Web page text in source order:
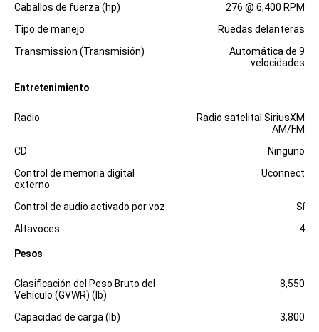
Caballos de fuerza (hp)
276 @ 6,400 RPM
Tipo de manejo
Ruedas delanteras
Transmission (Transmisión)
Automática de 9
velocidades
Entretenimiento
Especificaciones
Radio
Radio satelital SiriusXM
AM/FM
CD
Ninguno
Control de memoria digital
externo
Uconnect
Control de audio activado por voz
Sí
Altavoces
4
Pesos
Especificaciones Dimensiones
Clasificación del Peso Bruto del
Vehículo (GVWR) (lb)
8,550
Capacidad de carga (lb)
3,800